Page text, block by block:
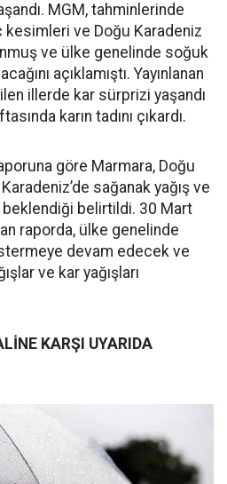
MGM, tahminlerinde
kesimleri ve Doğu Karadeniz
ve ülke genelinde soğuk
açıklamıştı. Yayınlanan
illerde kar sürprizi yaşandı
karın tadını çıkardı.
göre Marmara, Doğu
sağanak yağış ve
beklendiği belirtildi. 30 Mart
raporda, ülke genelinde
devam edecek ve
ve kar yağışları
KARŞI UYARIDA